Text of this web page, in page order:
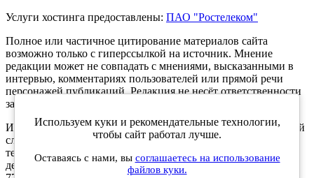
Услуги хостинга предоставлены: ПАО "Ростелеком"
Полное или частичное цитирование материалов сайта
возможно только с гиперссылкой на источник. Мнение
редакции может не совпадать с мнениями, высказанными в
интервью, комментариях пользователей или прямой речи
персонажей публикаций. Редакция не несёт ответственности
за текст комментариев читателей.
Интернет-портал Kirov.online зарегистрирован в Федеральной
службе по надзору в сфере связи, информационных
технологий и массовых коммуникаций (Роскомнадзор) 5
декабря 2019 года. Регистрационный номер ЭЛ № ФС 77 -
Используем куки и рекомендательные технологии,
чтобы сайт работал лучше.
Оставаясь с нами, вы соглашаетесь на использование
файлов куки.